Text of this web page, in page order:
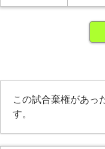
この試合棄権があっ
す。